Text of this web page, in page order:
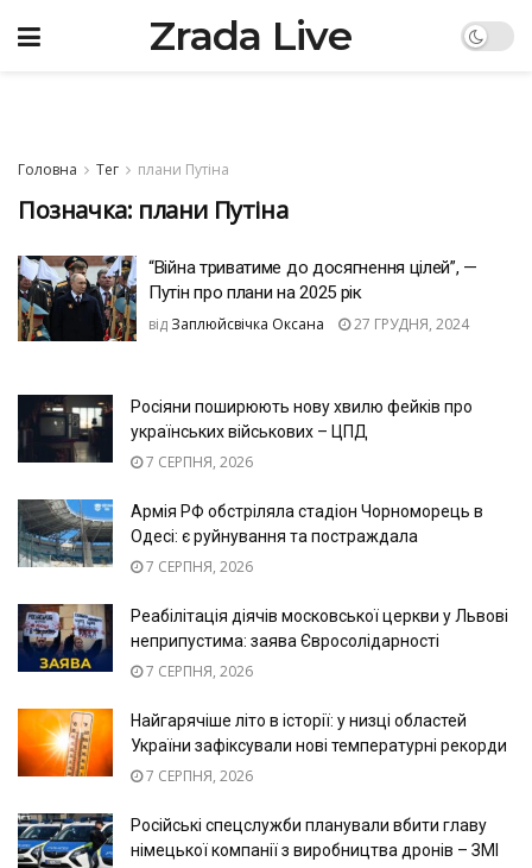
Zrada Live
Головна Тег плани Путіна
Позначка: плани Путіна
“Війна триватиме до досягнення цілей”, —
Путін про плани на 2025 рік
від Заплюйсвічка Оксана 27 ГРУДНЯ, 2024
Росіяни поширюють нову хвилю фейків про
українських військових – ЦПД
7 СЕРПНЯ, 2026
Армія РФ обстріляла стадіон Чорноморець в
Одесі: є руйнування та постраждала
7 СЕРПНЯ, 2026
Реабілітація діячів московської церкви у Львові
неприпустима: заява Євросолідарності
7 СЕРПНЯ, 2026
Найгарячіше літо в історії: у низці областей
України зафіксували нові температурні рекорди
7 СЕРПНЯ, 2026
Російські спецслужби планували вбити главу
німецької компанії з виробництва дронів – ЗМІ